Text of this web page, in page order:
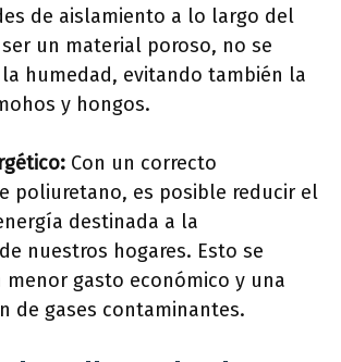
de aislamiento a lo largo del
un material poroso, no se
humedad, evitando también la
y hongos.
Con un correcto
poliuretano, es posible reducir el
destinada a la
nuestros hogares. Esto se
menor gasto económico y una
de gases contaminantes.